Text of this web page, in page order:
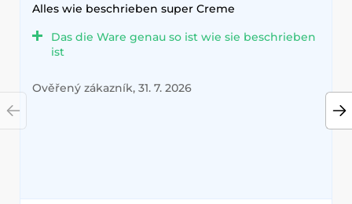
Alles wie beschrieben super Creme
Das die Ware genau so ist wie sie beschrieben
ist
Ověřený zákazník, 31. 7. 2026